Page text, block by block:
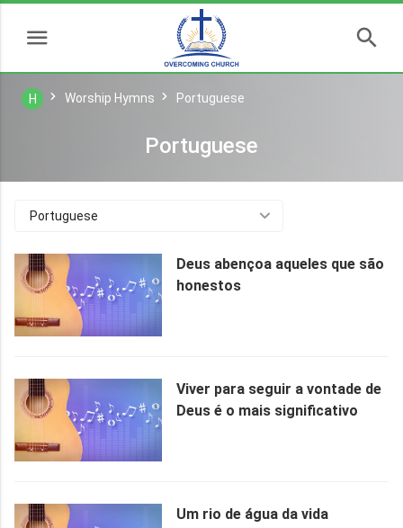
H Worship Hymns Portuguese
Portuguese
Portuguese
Deus abençoa aqueles que são
honestos
Viver para seguir a vontade de
Deus é o mais significativo
Um rio de água da vida